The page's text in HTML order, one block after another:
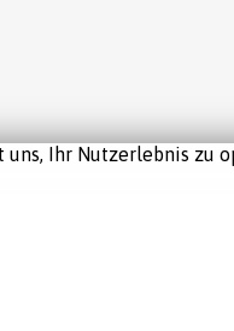
Ihr Nutzerlebnis